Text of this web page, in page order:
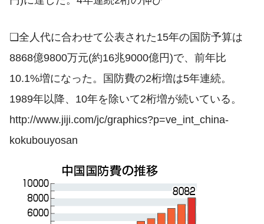
❏全人代に合わせて公表された15年の国防予算は
8868億9800万元(約16兆9000億円)で、前年比
10.1%増になった。国防費の2桁増は5年連続。
1989年以降、10年を除いて2桁増が続いている。
http://www.jiji.com/jc/graphics?p=ve_int_china-
kokubouyosan